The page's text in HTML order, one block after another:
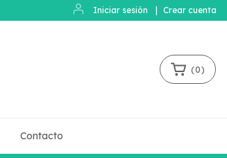
Iniciar sesión Crear cuenta
(0)
Contacto